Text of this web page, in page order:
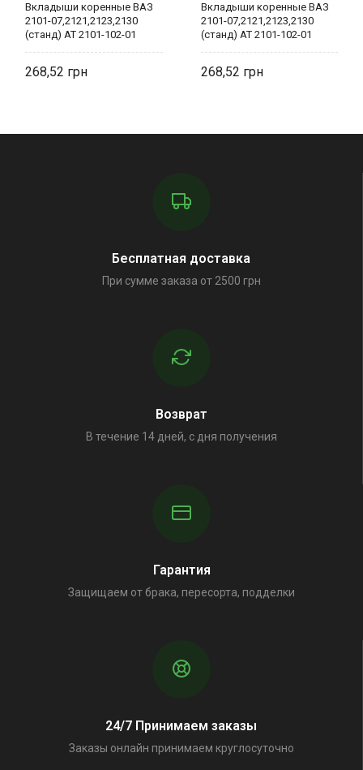
Вкладыши коренные ВАЗ
2101-07,2121,2123,2130
(станд) AT 2101-102-01
268,52
Вкладыши коренные ВАЗ
2101-07,2121,2123,2130
(станд) AT 2101-102-01
268,52
Бесплатная доставка
При сумме заказа от 2500 грн
Возврат
В течение 14 дней, с дня получения
Гарантия
Защищаем от брака, пересорта, подделки
24/7 Принимаем заказы
Заказы онлайн принимаем круглосуточно